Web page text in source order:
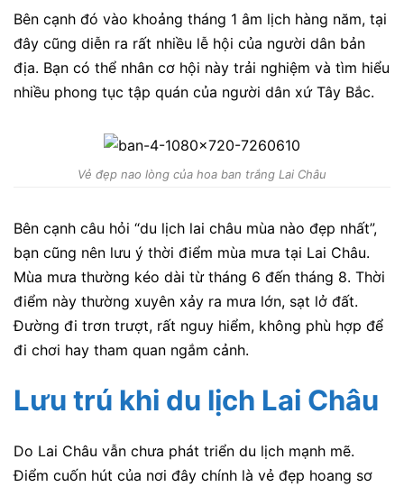
Bên cạnh đó vào khoảng tháng 1 âm lịch hàng năm, tại
đây cũng diễn ra rất nhiều lễ hội của người dân bản
địa. Bạn có thể nhân cơ hội này trải nghiệm và tìm hiểu
nhiều phong tục tập quán của người dân xứ Tây Bắc.
Vẻ đẹp nao lòng của hoa ban trắng Lai Châu
Bên cạnh câu hỏi “du lịch lai châu mùa nào đẹp nhất”,
bạn cũng nên lưu ý thời điểm mùa mưa tại Lai Châu.
Mùa mưa thường kéo dài từ tháng 6 đến tháng 8. Thời
điểm này thường xuyên xảy ra mưa lớn, sạt lở đất.
Đường đi trơn trượt, rất nguy hiểm, không phù hợp để
đi chơi hay tham quan ngắm cảnh.
Lưu trú khi du lịch Lai Châu
Do Lai Châu vẫn chưa phát triển du lịch mạnh mẽ.
Điểm cuốn hút của nơi đây chính là vẻ đẹp hoang sơ